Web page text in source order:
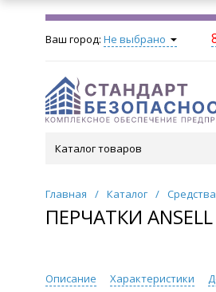
Ваш город: Не выбрано
Каталог товаров
Главная / Каталог /
ПЕРЧАТКИ
Описание Характеристики